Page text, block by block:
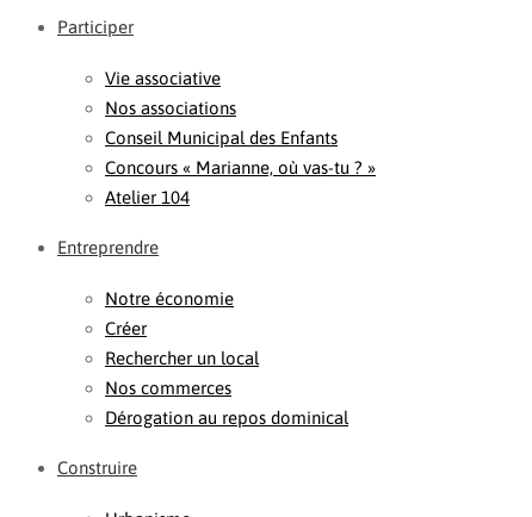
Participer
Vie associative
Nos associations
Conseil Municipal des Enfants
Concours « Marianne, où vas-tu ? »
Atelier 104
Entreprendre
Notre économie
Créer
Rechercher un local
Nos commerces
Dérogation au repos dominical
Construire